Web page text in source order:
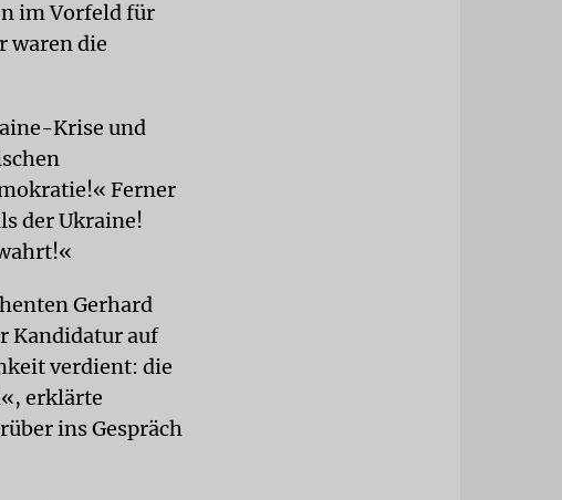
im Vorfeld für
waren die
Krise und
Ferner
der Ukraine!
Gerhard
Kandidatur auf
verdient: die
erklärte
ins Gespräch